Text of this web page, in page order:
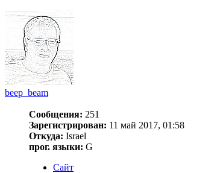
beep_beam
Сообщения: 251
Зарегистрирован: 11 май 2017, 01:58
Откуда: Israel
прог. языки: G
Сайт